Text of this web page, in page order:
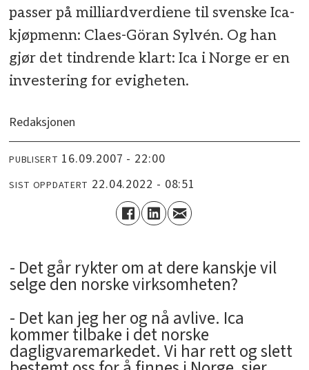
passer på milliardverdiene til svenske Ica-
kjøpmenn: Claes-Göran Sylvén. Og han
gjør det tindrende klart: Ica i Norge er en
investering for evigheten.
Redaksjonen
PUBLISERT 16.09.2007 - 22:00
SIST OPPDATERT 22.04.2022 - 08:51
- Det går rykter om at dere kanskje vil
selge den norske virksomheten?
- Det kan jeg her og nå avlive. Ica
kommer tilbake i det norske
dagligvaremarkedet. Vi har rett og slett